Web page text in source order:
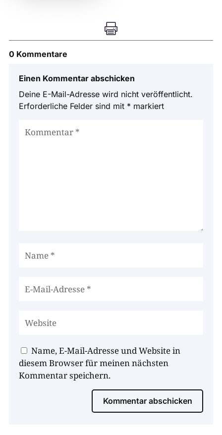

0 Kommentare
Einen Kommentar abschicken
Deine E-Mail-Adresse wird nicht veröffentlicht.
Erforderliche Felder sind mit * markiert
Name, E-Mail-Adresse und Website in
diesem Browser für meinen nächsten
Kommentar speichern.
Kommentar abschicken